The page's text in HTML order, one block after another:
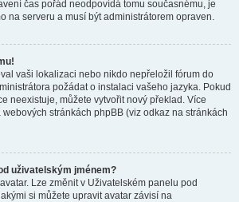
čas pořád neodpovídá tomu současnému, je
na serveru a musí být administrátorem opraven.
vaši lokalizaci nebo nikdo nepřeložil fórum do
požádat o instalaci vašeho jazyka. Pokud
neexistuje, můžete vytvořit nový překlad. Více
stránkách phpBB (viz odkaz na stránkách
uživatelským jménem?
Lze změnit v Uživatelském panelu pod
si můžete upravit avatar závisí na